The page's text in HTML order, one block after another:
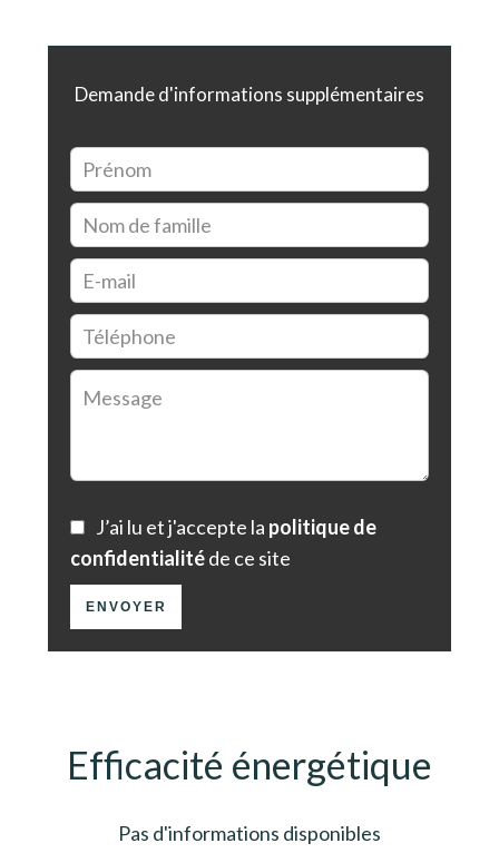
Demande d'informations supplémentaires
J’ai lu et j'accepte la politique de
confidentialitéde ce site
ENVOYER
Efficacité énergétique
Pas d'informations disponibles